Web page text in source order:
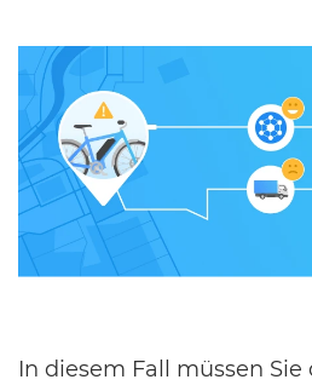
In diesem Fall müssen Sie